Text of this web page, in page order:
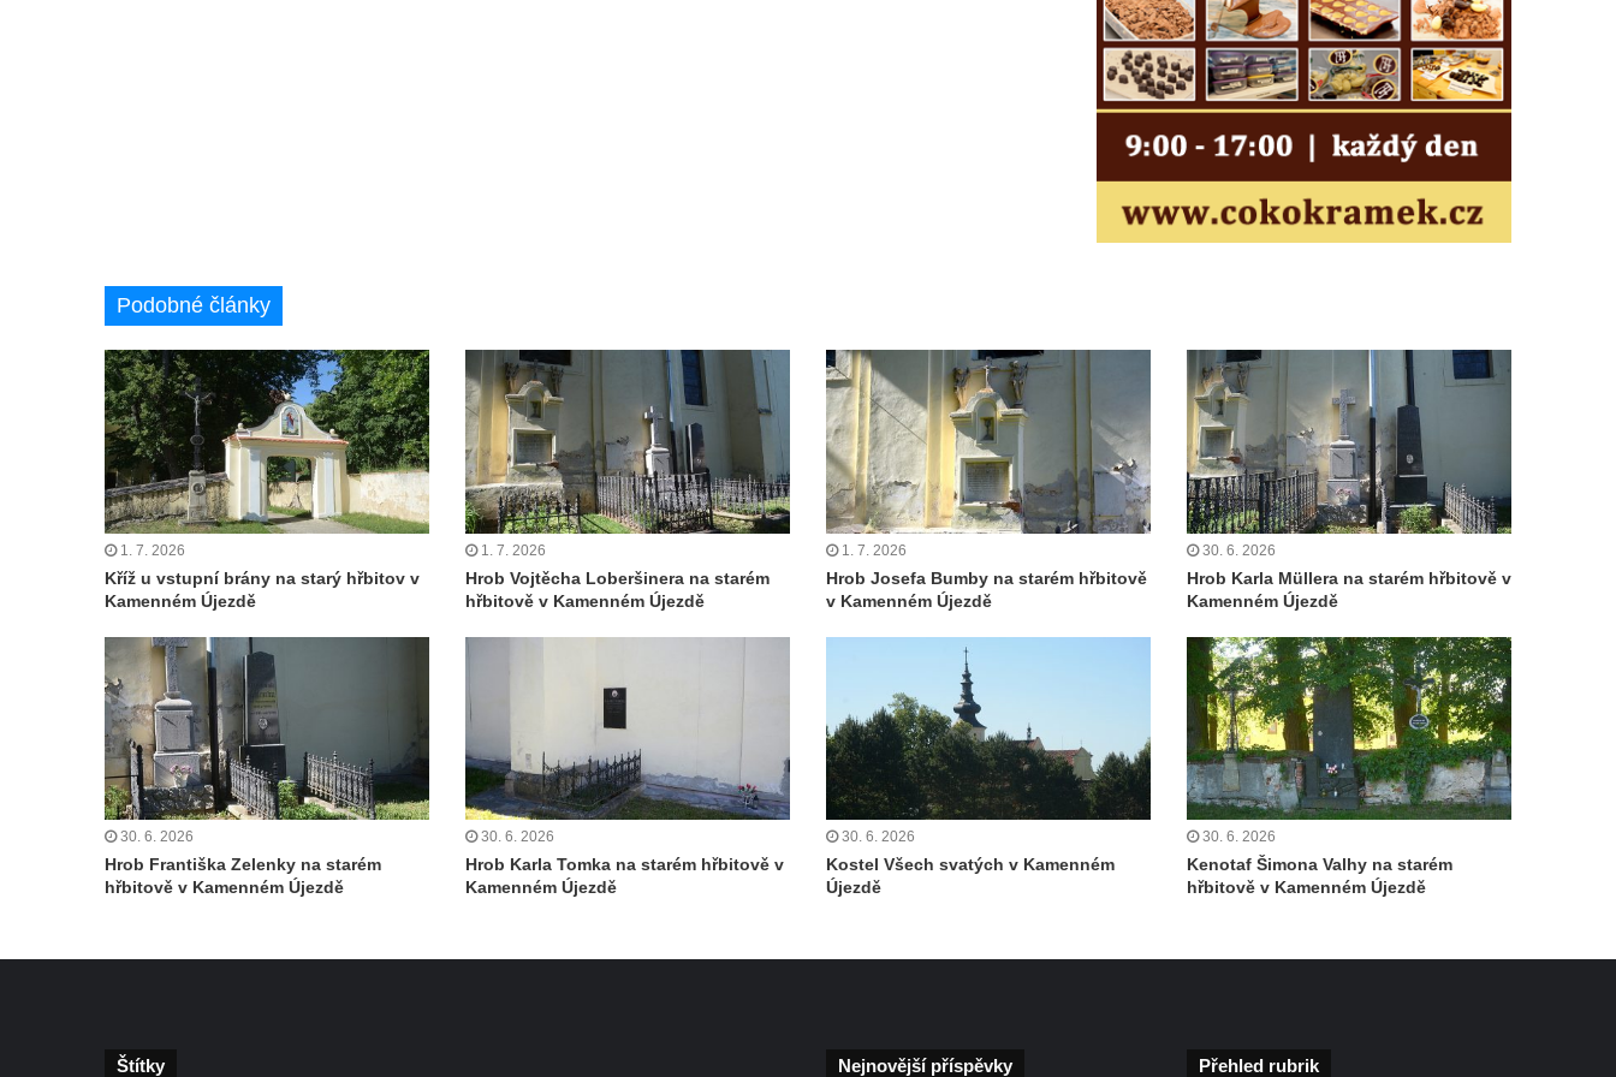
Hrob Josefa Kolínského na hřbitově v
Hrob Josefa Marka na hřbitově v Račicích
Hrob rodiny Fuxovy na hřbitově v Hostíně u
Vojkovic
Hrob rodiny Kratochvílovy na hřbitově v
Hostíně u Vojkovic
Hrob rodiny Schusterovy na hřbitově v
Hostíně u Vojkovic
Hrob rodiny Seidlových z Vraňan na
hřbitově v Lužci nad Vltavou
Hrob rodiny Tichých a Dvořákových na
hřbitově v Lužci nad Vltavou
Hrob rodiny Grosmanovy na hřbitově v
Lužci nad Vltavou
Hrob rodiny Pokorných z Vraňan na
Hrob Karla Krále a Františka Kramaty na
Hrob Aloise Ptáčka na hřbitově v Lužci nad
Podobné články
1. 7. 2026
Kříž u vstupní brány na starý hřbitov v
Kamenném Újezdě
1. 7. 2026
Hrob Vojtěcha Loberšinera na starém
hřbitově v Kamenném Újezdě
1. 7. 2026
Hrob Josefa Bumby na starém hřbitově
v Kamenném Újezdě
30. 6. 2026
Hrob Karla Müllera na starém hřbitově v
Kamenném Újezdě
30. 6. 2026
Hrob Františka Zelenky na starém
hřbitově v Kamenném Újezdě
30. 6. 2026
Hrob Karla Tomka na starém hřbitově v
Kamenném Újezdě
30. 6. 2026
Kostel Všech svatých v Kamenném
Újezdě
30. 6. 2026
Kenotaf Šimona Valhy na starém
hřbitově v Kamenném Újezdě
Štítky Nejnovější příspěvky Přehled rubrik